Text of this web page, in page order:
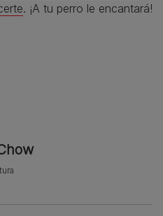
. ¡A tu perro le encantará!